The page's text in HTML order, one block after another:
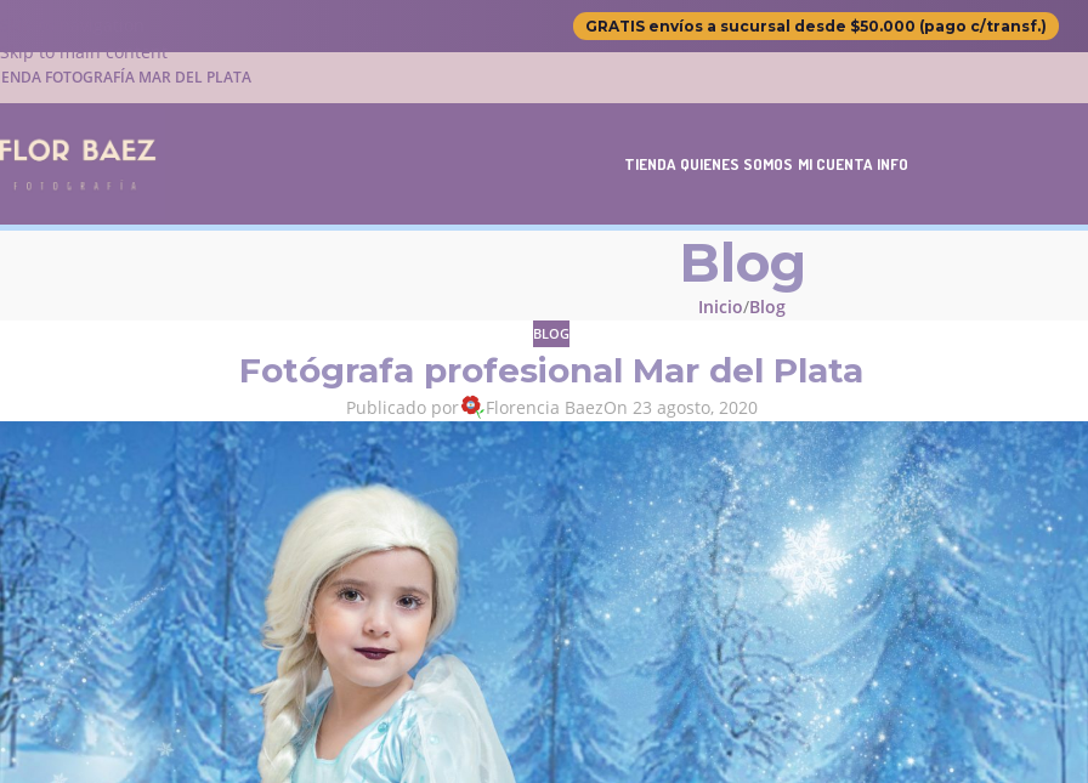
Skip to main content
GRATIS envíos a sucursal desde $50.000 (pago c/transf.)
FOTOGRAFÍA MAR DEL PLATA
TIENDA QUIENES SOMOS MI CUENTA INFO
Blog
Inicio Blog
BLOG
Fotógrafa profesional Mar del Plata
Publicado por Florencia BaezOn 23 agosto, 2020